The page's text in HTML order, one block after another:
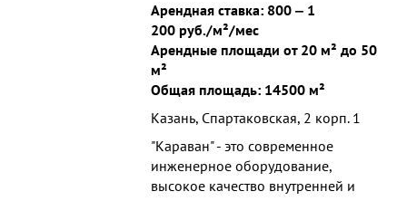
Арендная ставка: 800 ‒ 1
200 руб./м²/мес
Арендные площади от 20 м² до 50
м²
Общая площадь: 14500 м²
Казань, Спартаковская, 2 корп. 1
"Караван" - это современное
инженерное оборудование,
высокое качество внутренней и